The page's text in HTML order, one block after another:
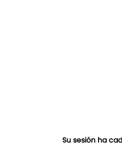
Su sesión ha